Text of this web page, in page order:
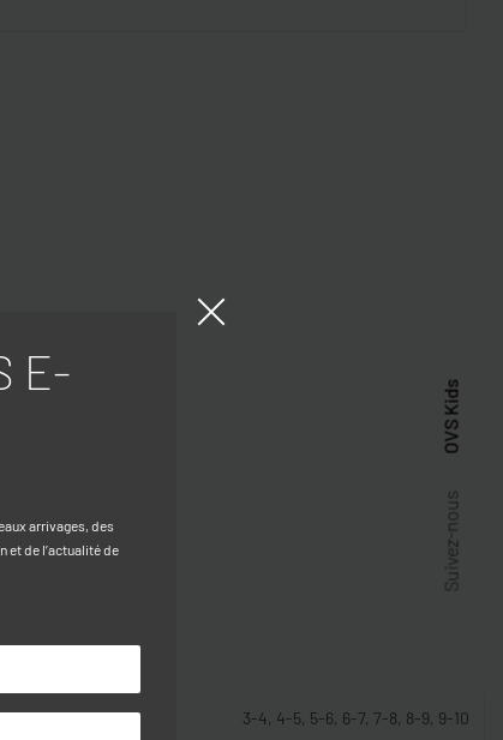
3-4, 4-5, 5-6, 6-7, 7-8, 8-9, 9-10
Suivez-nous
OVS Kids
E-
arrivages, des
et de l’actualité de